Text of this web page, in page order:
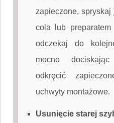
zapieczone,
cola lub
odczekaj do
mocno
odkręcić
uchwyty montażowe.
Usunięcie starej